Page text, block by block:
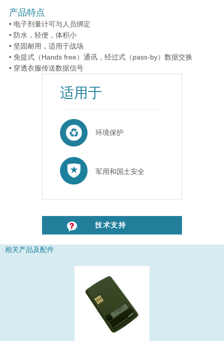
产品特点
• 电子剂量计可与人员绑定
• 防水，轻便，体积小
• 坚固耐用，适用于战场
• 免提式（Hands free）通讯，经过式（pass-by）数据交换
• 穿透衣服传送数据信号
适用于
环境保护
军用和国土安全
技术支持
相关产品及配件